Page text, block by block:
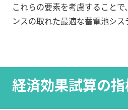
これらの要素を考慮すること
ンスの取れた最適な蓄電池シス
経済効果試算の